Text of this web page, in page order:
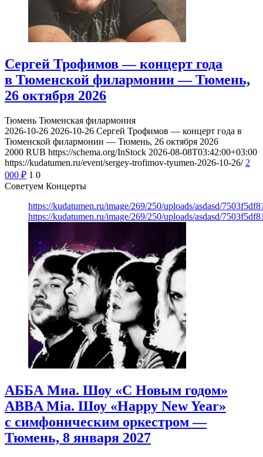
Сергей Трофимов — концерт года
в Тюменской филармонии — Тюмень,
26 октября 2026
Тюмень Тюменская филармония
2026-10-26 2026-10-26 Сергей Трофимов — концерт года в
Тюменской филармонии — Тюмень, 26 октября 2026
2000 RUB https://schema.org/InStock 2026-08-08T03:42:00+03:00
https://kudatumen.ru/event/sergey-trofimov-tyumen-2026-10-26/ 2
000 ₽ 1 0
Советуем Концерты
https://kudatumen.ru/image/269/250/uploads/asdasd/
https://kudatumen.ru/image/269/250/uploads/asdasd/
АББА Миа. Шоу «С Новым годом»
ABBA Mia. Шоу «Happy New Year»
с симфоническим оркестром —
Тюмень, 8 января 2027